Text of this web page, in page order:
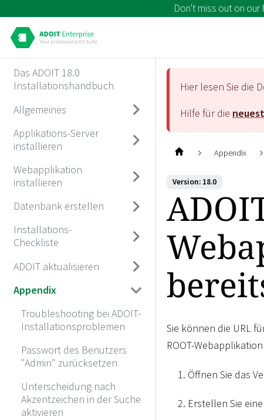
Don't miss out on our
Das ADOIT 18.0
Installationshandbuch
Allgemeines
Applikations-Server
installieren
Webapplikation
installieren
Datenbank erstellen
Installations-
Checkliste
ADOIT aktualisieren
Appendix
Troubleshooting bei ADOIT-
Installationsproblemen
Passwort des Benutzers
"Admin" zurücksetzen
Unterscheidung nach
Akzentzeichen in der Suche
aktivieren
Hier lesen Sie die
Hilfe für die
Appendix
Version: 18.0
Sie können die URL
ROOT-
Öffnen Sie das
Erstellen Sie